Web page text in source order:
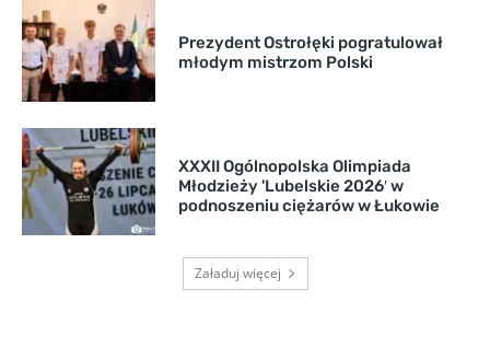
Prezydent Ostrołęki pogratulował
młodym mistrzom Polski
XXXII Ogólnopolska Olimpiada
Młodzieży 'Lubelskie 2026′ w
podnoszeniu ciężarów w Łukowie
Załaduj więcej